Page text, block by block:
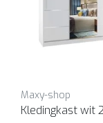
Maxy-shop
Kledingkast wit 200